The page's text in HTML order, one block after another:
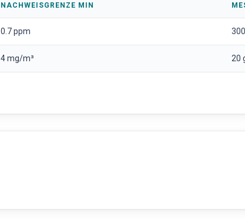
NACHWEISGRENZE MIN
0.7 ppm
4 mg/m³ 20